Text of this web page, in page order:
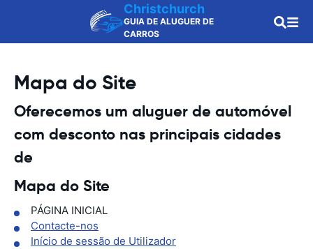
Christchurch
GUIA DE ALUGUER DE
CARROS
Mapa do Site
Oferecemos um aluguer de automóvel
com desconto nas principais cidades
de
Mapa do Site
PÁGINA INICIAL
Contacte-nos
Início de sessão de Utilizador